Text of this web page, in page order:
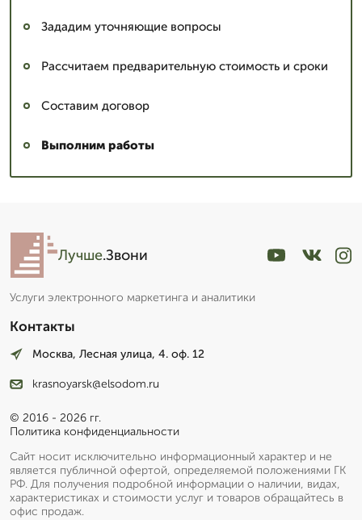
Зададим уточняющие вопросы
Рассчитаем предварительную стоимость и сроки
Составим договор
Выполним работы
Лучше.Звони
Услуги электронного маркетинга и аналитики
Контакты
Москва, Лесная улица, 4. оф. 12
krasnoyarsk@elsodom.ru
© 2016 - 2026 гг.
Политика конфиденциальности
Сайт носит исключительно информационный характер и не
является публичной офертой, определяемой положениями ГК
РФ. Для получения подробной информации о наличии, видах,
характеристиках и стоимости услуг и товаров обращайтесь в
офис продаж.